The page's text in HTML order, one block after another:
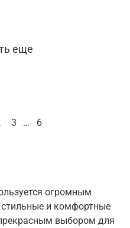
еще
3 … 6
огромным
и комфортные
выбором для